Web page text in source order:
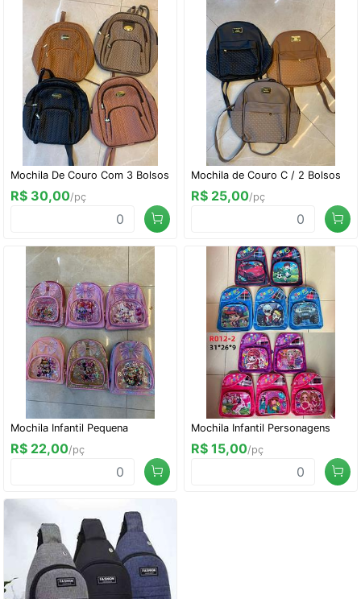
Mochila De Couro Com 3 Bolsos
R$ 30,00/pç
Mochila de Couro C / 2 Bolsos
R$ 25,00/pç
Mochila Infantil Pequena
R$ 22,00/pç
Mochila Infantil Personagens
R$ 15,00/pç